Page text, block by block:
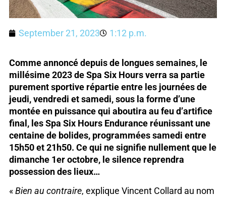
September 21, 2023 1:12 p.m.
Comme annoncé depuis de longues semaines, le
millésime 2023 de Spa Six Hours verra sa partie
purement sportive répartie entre les journées de
jeudi, vendredi et samedi, sous la forme d’une
montée en puissance qui aboutira au feu d’artifice
final, les Spa Six Hours Endurance réunissant une
centaine de bolides, programmées samedi entre
15h50 et 21h50. Ce qui ne signifie nullement que le
dimanche 1er octobre, le silence reprendra
possession des lieux…
« Bien au contraire, explique Vincent Collard au nom